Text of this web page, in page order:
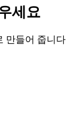
세요
만들어 줍니다